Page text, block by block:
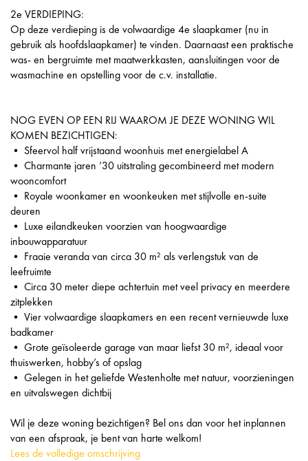
2e VERDIEPING:
Op deze verdieping is de volwaardige 4e slaapkamer (nu in
gebruik als hoofdslaapkamer) te vinden. Daarnaast een praktische
was- en bergruimte met maatwerkkasten, aansluitingen voor de
wasmachine en opstelling voor de c.v. installatie.
NOG EVEN OP EEN RIJ WAAROM JE DEZE WONING WIL
KOMEN BEZICHTIGEN:
• Sfeervol half vrijstaand woonhuis met energielabel A
• Charmante jaren ’30 uitstraling gecombineerd met modern
wooncomfort
• Royale woonkamer en woonkeuken met stijlvolle en-suite
deuren
• Luxe eilandkeuken voorzien van hoogwaardige
inbouwapparatuur
• Fraaie veranda van circa 30 m² als verlengstuk van de
leefruimte
• Circa 30 meter diepe achtertuin met veel privacy en meerdere
zitplekken
• Vier volwaardige slaapkamers en een recent vernieuwde luxe
badkamer
• Grote geïsoleerde garage van maar liefst 30 m², ideaal voor
thuiswerken, hobby’s of opslag
• Gelegen in het geliefde Westenholte met natuur, voorzieningen
en uitvalswegen dichtbij
Wil je deze woning bezichtigen? Bel ons dan voor het inplannen
van een afspraak, je bent van harte welkom!
Lees de volledige omschrijving